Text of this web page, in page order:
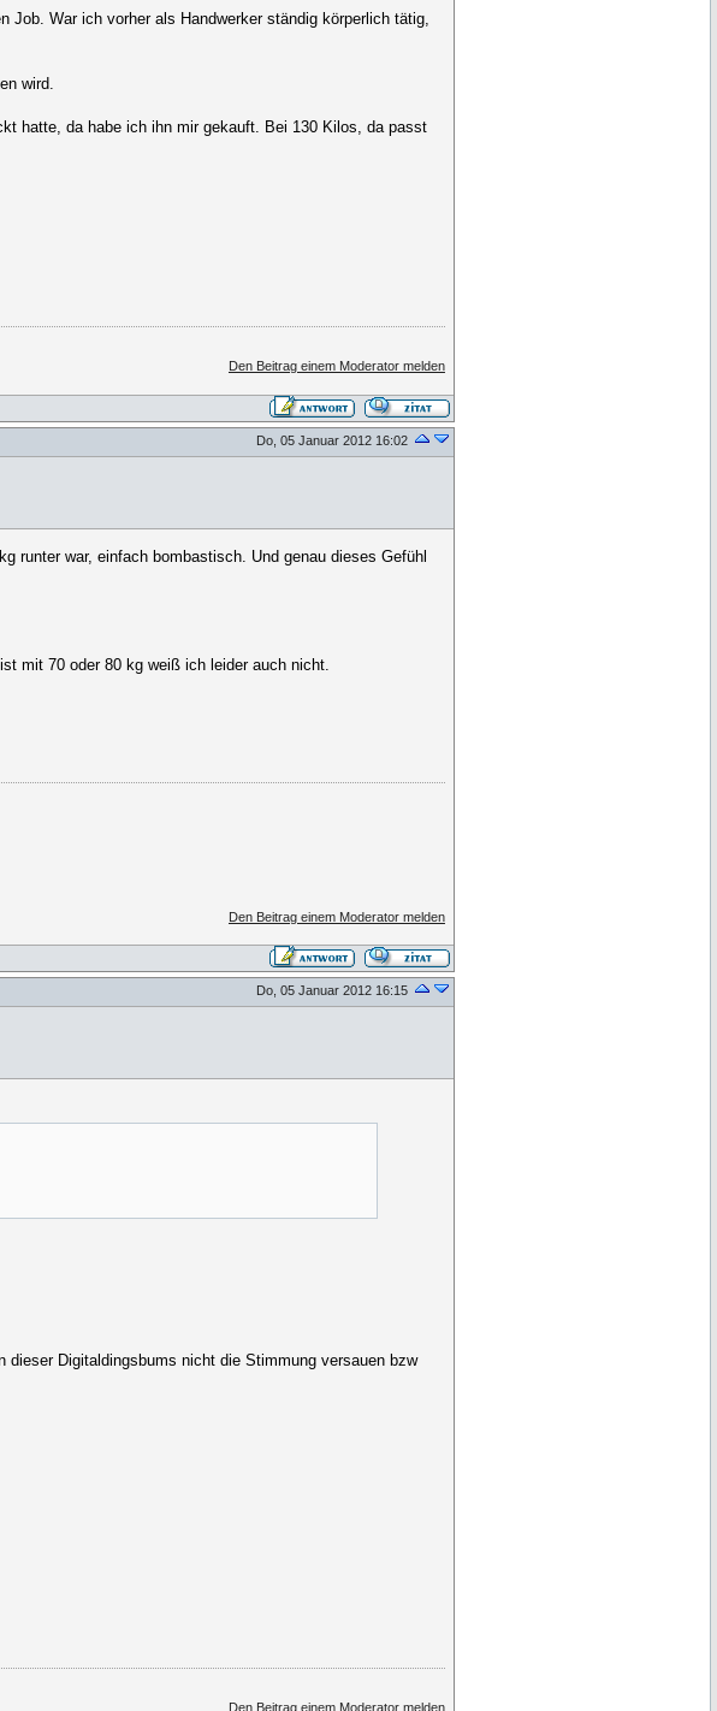
Job. War ich vorher als Handwerker ständig körperlich tätig,
wird.
hatte, da habe ich ihn mir gekauft. Bei 130 Kilos, da passt
Den Beitrag einem Moderator melden
Do, 05 Januar 2012 16:02
runter war, einfach bombastisch. Und genau dieses Gefühl
mit 70 oder 80 kg weiß ich leider auch nicht.
Den Beitrag einem Moderator melden
Do, 05 Januar 2012 16:15
Digitaldingsbums nicht die Stimmung versauen bzw
Den Beitrag einem Moderator melden